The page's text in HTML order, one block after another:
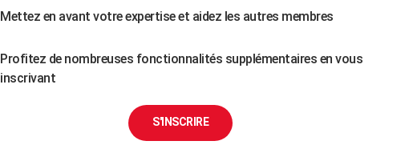
Mettez en avant votre expertise et aidez les autres membres
Profitez de nombreuses fonctionnalités supplémentaires en vous
inscrivant
S'INSCRIRE